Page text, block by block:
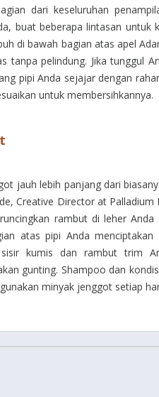
dari keseluruhan
buat beberapa lintasan untuk
di bawah bagian atas apel
tanpa pelindung. Jika tunggul
pipi Anda sejajar dengan
untuk membersihkannya.
jauh lebih panjang dari
Creative Director at Palladium
rambut di leher
atas pipi Anda
sisir kumis dan rambut trim
gunting. Shampoo dan
minyak jenggot setiap